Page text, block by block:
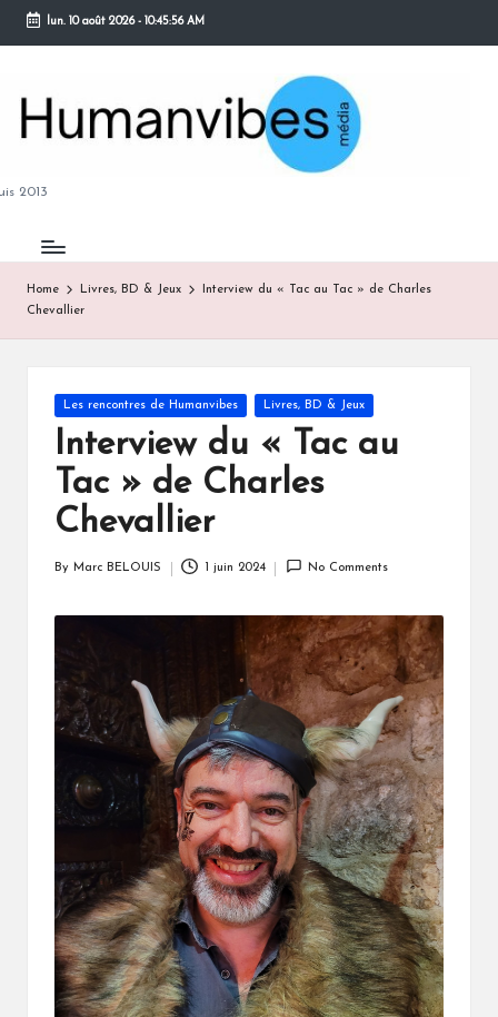
Skip
content
lun. 10 août 2026- 10:45:57 AM
2013
Home Livres, BD & Jeux
Interview du « Tac au Tac » de Charles
Chevallier
Posted
in
Les rencontres de Humanvibes Livres, BD & Jeux
Interview du « Tac au
Tac » de Charles
Chevallier
By Marc BELOUIS 1 juin 2024 No Comments